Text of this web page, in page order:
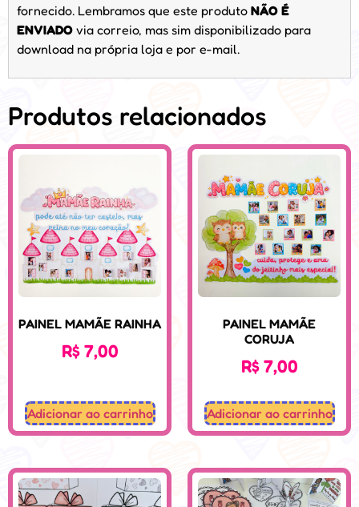
fornecido. Lembramos que este produto NÃO É
ENVIADO via correio, mas sim disponibilizado para
download na própria loja e por e-mail.
Produtos relacionados
PAINEL MAMÃE RAINHA
R$7,00
Adicionar ao carrinho
PAINEL MAMÃE
CORUJA
R$7,00
Adicionar ao carrinho